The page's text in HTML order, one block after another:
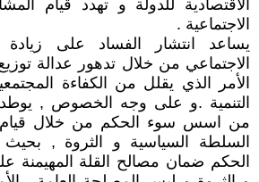
الاقتصادية للدولة و تهدد قيام
الاجتماعية .
يساعد انتشار الفساد على
الاجتماعي من خلال تدهور عدالة
الأمر الذي يقلل من الكفاءة
التنمية .و على وجه الخصوص ,
من اسس سوء الحكم من خلال قيام
السلطة السياسية و الثروة ,
الحكم ضمان مصالح القلة المهيمنة